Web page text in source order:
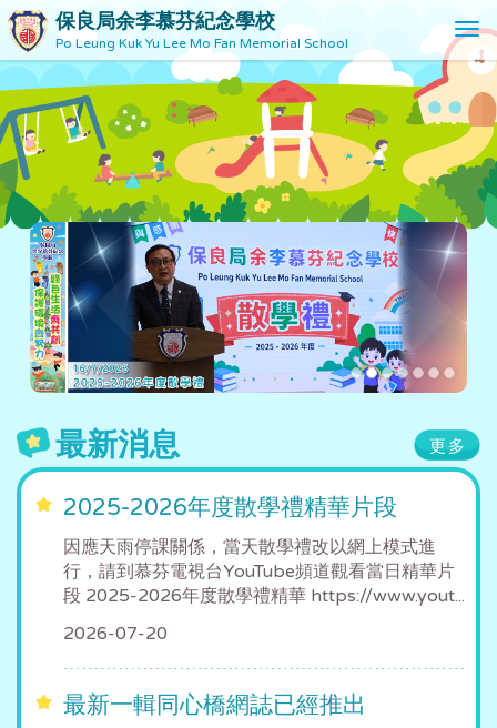
保良局余李慕芬紀念學校
Po Leung Kuk Yu Lee Mo Fan Memorial School
T
o
g
l
e
v
i
t
最新消息 更多
2025-2026年度散學禮精華片段
因應天雨停課關係，當天散學禮改以網上模式進
行，請到慕芬電視台YouTube頻道觀看當日精華片
段 2025-2026年度散學禮精華 https://www.yout...
2026-07-20
最新一輯同心橋網誌已經推出